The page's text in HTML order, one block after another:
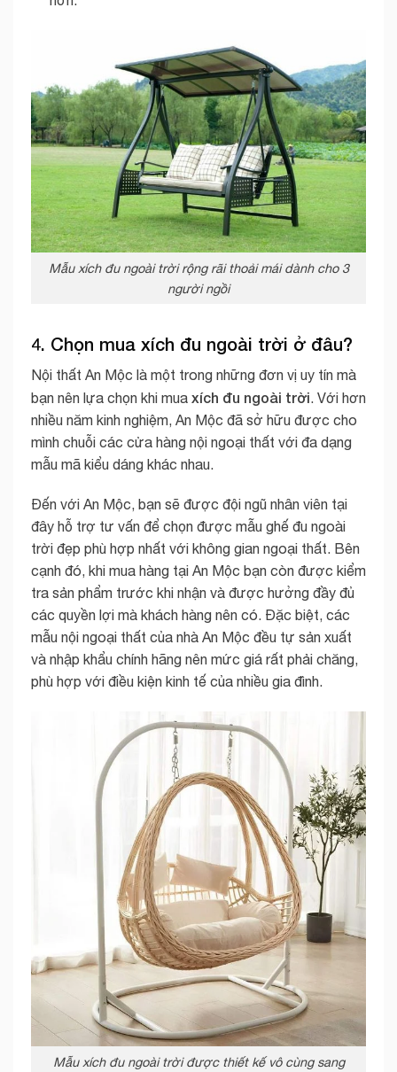
Mẫu xích đu ngoài trời rộng rãi thoải mái dành cho 3
người ngồi
4. Chọn mua xích đu ngoài trời ở đâu?
Nội thất An Mộc là một trong những đơn vị uy tín mà
bạn nên lựa chọn khi mua xích đu ngoài trời . Với hơn
nhiều năm kinh nghiệm, An Mộc đã sở hữu được cho
mình chuỗi các cửa hàng nội ngoại thất với đa dạng
mẫu mã kiểu dáng khác nhau.
Đến với An Mộc, bạn sẽ được đội ngũ nhân viên tại
đây hỗ trợ tư vấn để chọn được mẫu ghế đu ngoài
trời đẹp phù hợp nhất với không gian ngoại thất. Bên
cạnh đó, khi mua hàng tại An Mộc bạn còn được kiểm
tra sản phẩm trước khi nhận và được hưởng đầy đủ
các quyền lợi mà khách hàng nên có. Đặc biệt, các
mẫu nội ngoại thất của nhà An Mộc đều tự sản xuất
và nhập khẩu chính hãng nên mức giá rất phải chăng,
phù hợp với điều kiện kinh tế của nhiều gia đình.
Mẫu xích đu ngoài trời được thiết kế vô cùng sang